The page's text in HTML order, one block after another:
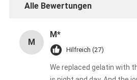
Alle Bewertungen
M
M*
Hilfreich (27)
We replaced gelatin with